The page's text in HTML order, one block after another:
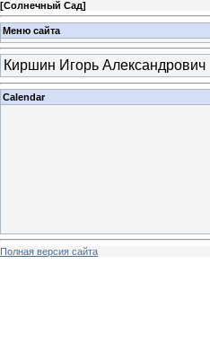
[Солнечный Сад]
Меню сайта
Киршин Игорь Александрович
Calendar
Полная версия сайта